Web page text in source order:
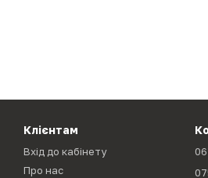
Клієнтам
Вхід до кабінету
Про нас